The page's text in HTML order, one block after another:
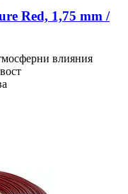
Red, 1,75 mm /
влияния